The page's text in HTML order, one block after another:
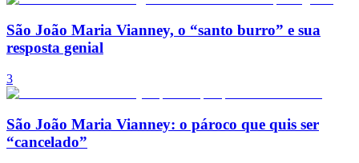
São João Maria Vianney, o “santo burro” e sua
resposta genial
3
São João Maria Vianney: o pároco que quis ser
“cancelado”